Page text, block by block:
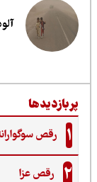
آلودگی
رقص سوگوارانه؛
رقص عزا